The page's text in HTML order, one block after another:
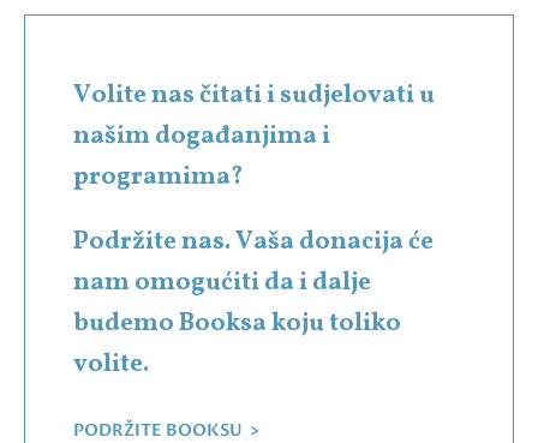
Volite nas čitati i sudjelovati u
našim događanjima i
programima?
Podržite nas. Vaša donacija će
nam omogućiti da i dalje
budemo Booksa koju toliko
volite.
PODRŽITE BOOKSU >